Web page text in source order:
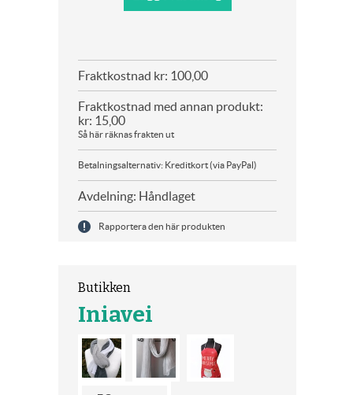
Fraktkostnad kr: 100,00
Fraktkostnad med annan produkt:
kr: 15,00
Så här räknas frakten ut
Betalningsalternativ: Kreditkort (via PayPal)
Avdelning: Håndlaget
Rapportera den här produkten
Butikken
Iniavei